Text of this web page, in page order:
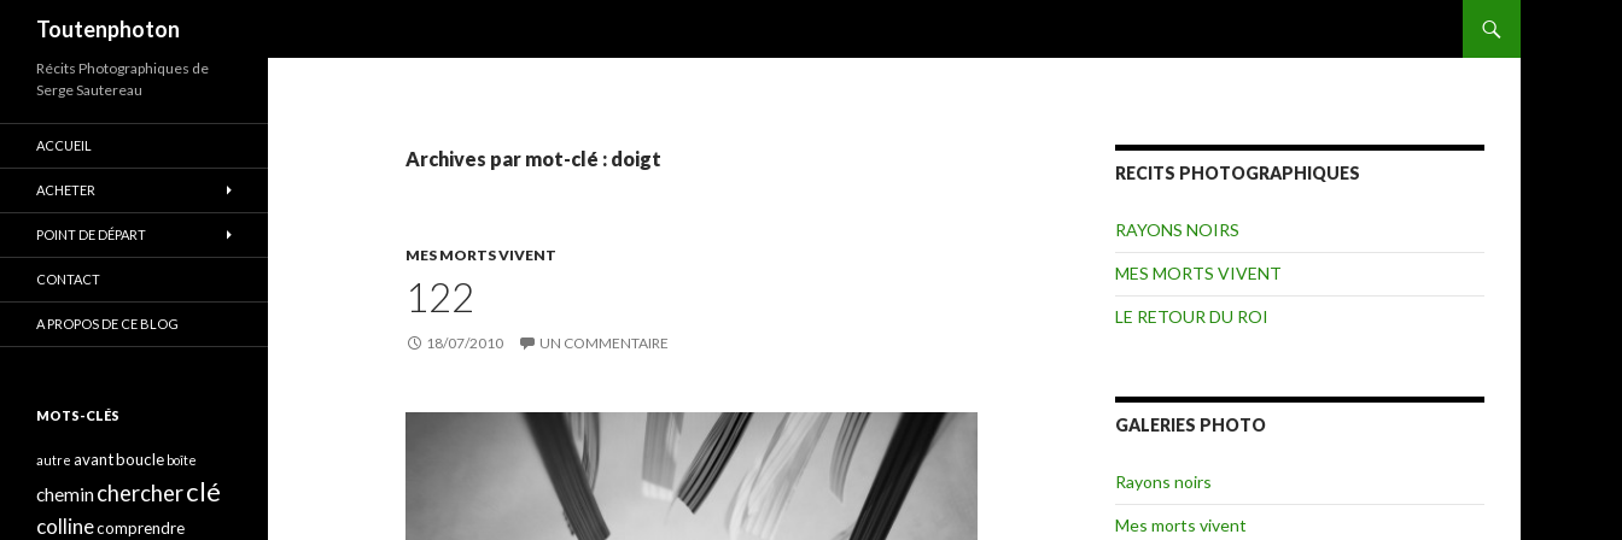
Toutenphoton
Archives par mot-clé : doigt
MES MORTS VIVENT
122
18/07/2010 UN COMMENTAIRE
RECITS PHOTOGRAPHIQUES
RAYONS NOIRS
MES MORTS VIVENT
LE RETOUR DU ROI
GALERIES PHOTO
Rayons noirs
Mes morts vivent
Récits Photographiques de
Serge Sautereau
ACCUEIL
ACHETER
POINT DE DÉPART
CONTACT
A PROPOS DE CE BLOG
MOTS-CLÉS
autre avantboucle boîte
cheminchercherclé
collinecomprendre